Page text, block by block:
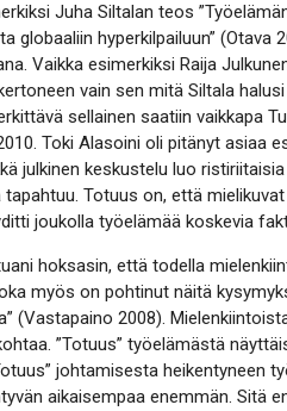
Juha Siltalan teos
hyperkilpailuun” (Otava
Vaikka esimerkiksi Raija
vain sen mitä Siltala
sellainen saatiin vaikkapa
Toki Alasoini oli pitänyt asiaa
julkinen keskustelu luo
Totuus on, että
joukolla työelämää koskevia
hoksasin, että todella
myös on pohtinut näitä
(Vastapaino 2008).
”Totuus” työelämästä
johtamisesta heikentyneen
aikaisempaa enemmän. Sitä